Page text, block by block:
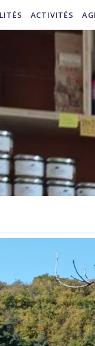
ACTIVITÉS